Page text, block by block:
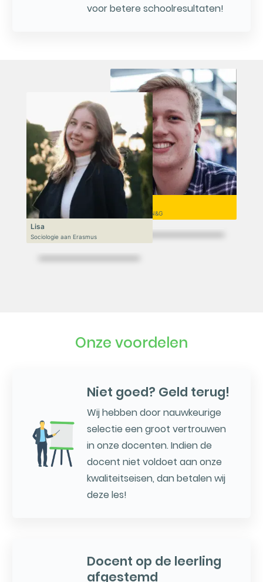
voor betere schoolresultaten!
Niek
VWO 6, N&T/N&G
Lisa
Sociologie aan Erasmus
Onze voordelen
Niet goed? Geld terug!
Wij hebben door nauwkeurige
selectie een groot vertrouwen
in onze docenten. Indien de
docent niet voldoet aan onze
kwaliteitseisen, dan betalen wij
deze les!
Docent op de leerling
afgestemd